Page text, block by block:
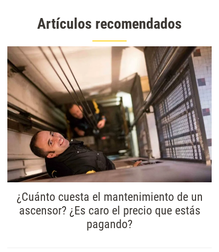
Artículos recomendados
¿Cuánto cuesta el mantenimiento de un
ascensor? ¿Es caro el precio que estás
pagando?